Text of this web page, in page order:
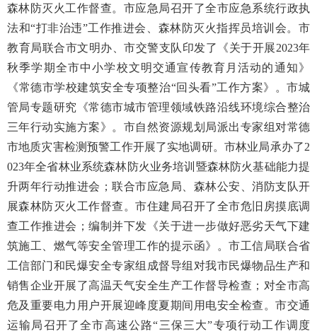
森林防灭火工作督查。市应急局召开了全市应急系统行政执
法和“打非治违”工作推进会、森林防灭火指挥员培训会。市
教育局联合市文明办、市交警支队印发了《关于开展2023年
秋季学期全市中小学校文明交通宣传教育月活动的通知》
《常德市学校建筑安全专项整治“回头看”工作方案》。市城
管局专题研究《常德市城市管理领域铁路沿线环境综合整治
三年行动实施方案》。市自然资源规划局派出专家组对常德
市地质灾害检测预警工作开展了实地调研。市林业局承办了2
023年全省林业系统森林防火业务培训暨森林防火基础能力提
升两年行动推进会；联合市应急局、森林公安、消防支队开
展森林防灭火工作督查。市住建局召开了全市危旧房摸底调
查工作推进会；编制并下发《关于进一步做好恶劣天气下建
筑施工、燃气等安全管理工作的提示函》。市工信局联合省
工信部门和民爆安全专家组成督导组对我市民爆物品生产和
销售企业开展了高温天气安全生产工作督导检查；对全市高
危及重要电力用户开展迎峰度夏期间用电安全检查。市交通
运输局召开了全市高速公路“三保三大”专项行动工作调度